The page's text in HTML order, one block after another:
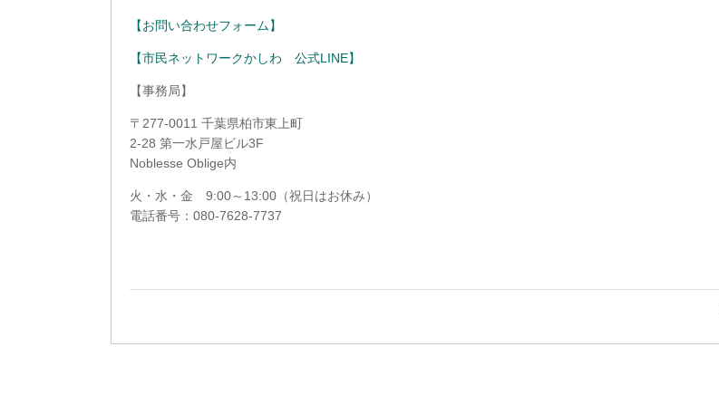
【お問い合わせフォーム】
【市民ネットワークかしわ 公式LINE】
【事務局】
〒277-0011 千葉県柏市東上町
2-28 第一水戸屋ビル3F
Noblesse Oblige内
火・水・金 9:00～13:00（祝日はお休み）
電話番号：080-7628-7737